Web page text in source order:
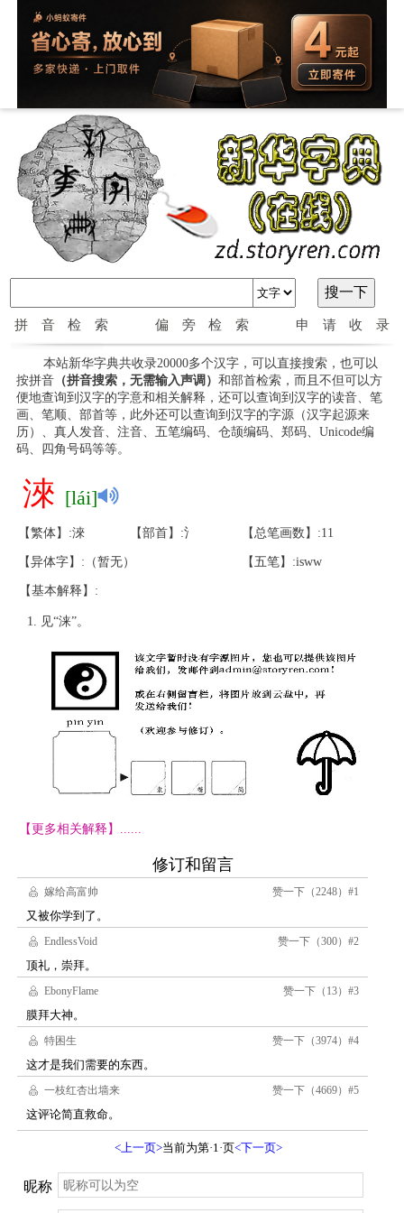
拼音检索 偏旁检索 申请收录
本站新华字典共收录20000多个汉字，可以直接搜索，也可以
按拼音（拼音搜索，无需输入声调） 和部首检索，而且不但可以方
便地查询到汉字的字意和相关解释，还可以查询到汉字的读音、笔
画、笔顺、部首等，此外还可以查询到汉字的字源（汉字起源来
历）、真人发音、注音、五笔编码、仓颉编码、郑码、Unicode编
码、四角号码等等。
淶 [lái]
【繁体】:淶 【部首】:氵 【总笔画数】:11
【异体字】:（暂无） 【五笔】:isww
【基本解释】:
见“涞”。
【更多相关解释】......